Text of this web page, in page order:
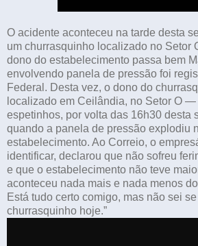
O acidente aconteceu na tarde desta
um churrasquinho localizado no Setor
dono do estabelecimento passa bem
envolvendo panela de pressão foi
Federal. Desta vez, o dono do
localizado em Ceilândia, no Setor O —
espetinhos, por volta das 16h30 desta
quando a panela de pressão explodiu
estabelecimento. Ao Correio, o
identificar, declarou que não sofreu
e que o estabelecimento não teve
aconteceu nada mais e nada menos
Está tudo certo comigo, mas não sei
churrasquinho hoje.”